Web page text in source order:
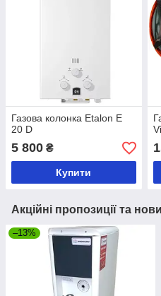
Газова колонка Etalon E
20 D
5 800 ₴
Купити
Акційні пропозиції та
–13%